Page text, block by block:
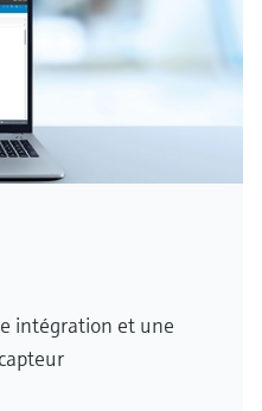
intégration et une